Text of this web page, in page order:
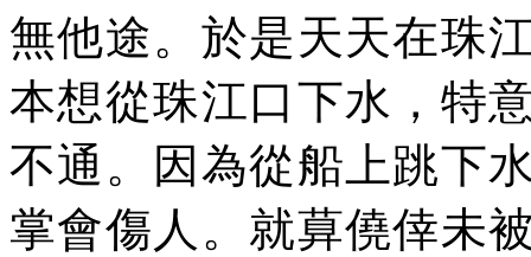
無他途。於是天天在珠
本想從珠江口下水，特
不通。因為從船上跳下
掌會傷人。就萛僥倖未